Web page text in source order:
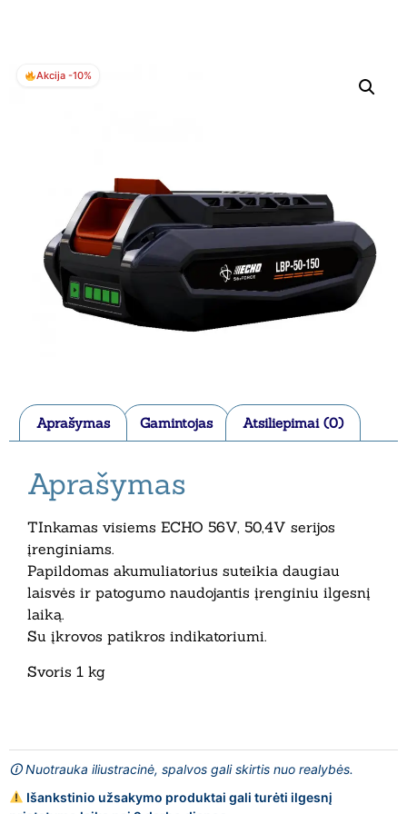
Akcija -10%
Aprašymas Gamintojas Atsiliepimai (0)
Aprašymas
TInkamas visiems ECHO 56V, 50,4V serijos
įrenginiams.
Papildomas akumuliatorius suteikia daugiau
laisvės ir patogumo naudojantis įrenginiu ilgesnį
laiką.
Su įkrovos patikros indikatoriumi.
Svoris 1 kg
🛈 Nuotrauka iliustracinė, spalvos gali skirtis nuo realybės.
Išankstinio užsakymo produktai gali turėti ilgesnį